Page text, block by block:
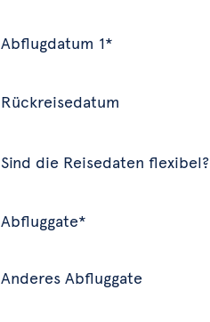
Abflugdatum 1*
Rückreisedatum
Sind die Reisedaten flexibel?
Abfluggate*
Anderes Abfluggate